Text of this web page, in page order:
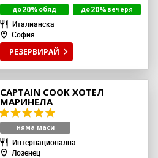
до20% обяд до20% вечеря
Италианска
София
РЕЗЕРВИРАЙ
CAPTAIN COOK ХОТЕЛ
МАРИНЕЛА
няма маси
Интернационална
Лозенец